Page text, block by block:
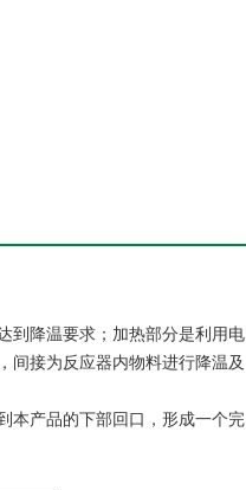
到降温要求；加热部分是利用电
间接为反应器内物料进行降温及
本产品的下部回口，形成一个完